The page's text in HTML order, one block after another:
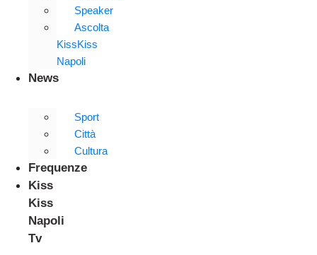
Speaker
Ascolta
KissKiss
Napoli
News
Sport
Città
Cultura
Frequenze
Kiss
Kiss
Napoli
Tv